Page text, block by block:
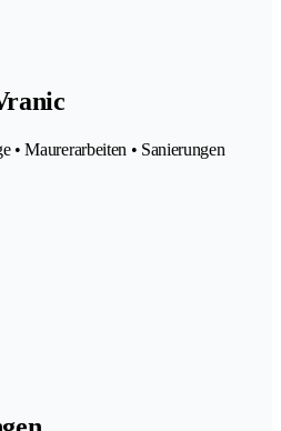
• Maurerarbeiten • Sanierungen